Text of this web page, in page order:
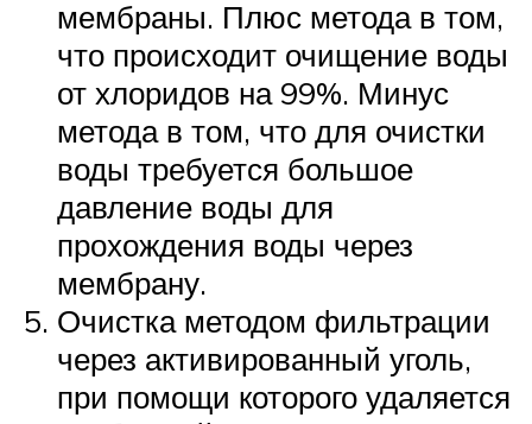
мембраны. Плюс метода в том,
что происходит очищение воды
от хлоридов на 99%. Минус
метода в том, что для очистки
воды требуется большое
давление воды для
прохождения воды через
мембрану.
Очистка методом фильтрации
через активированный уголь,
при помощи которого удаляется